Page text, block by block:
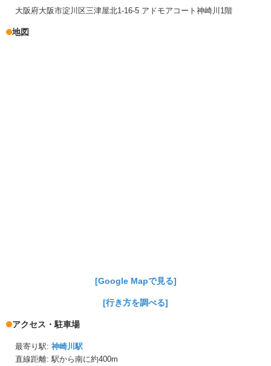
大阪府大阪市淀川区三津屋北1-16-5 アドモアコート神崎川1階
地図
[Google Mapで見る]
[行き方を調べる]
アクセス・駐車場
最寄り駅: 神崎川駅
直線距離: 駅から南に約400m